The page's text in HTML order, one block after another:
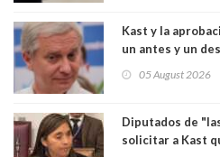
Kast y la
un antes y un
05 August 2026
Diputados de
solicitar a Kast